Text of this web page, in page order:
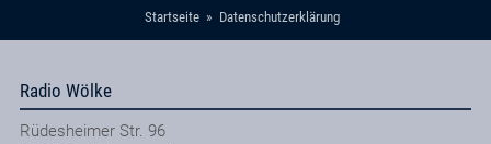
Startseite Datenschutzerklärung
Radio Wölke
Rüdesheimer Str. 96